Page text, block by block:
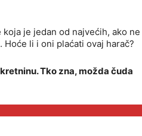
je jedan od najvećih, ako ne
li i oni plaćati ovaj harač?
Tko zna, možda čuda